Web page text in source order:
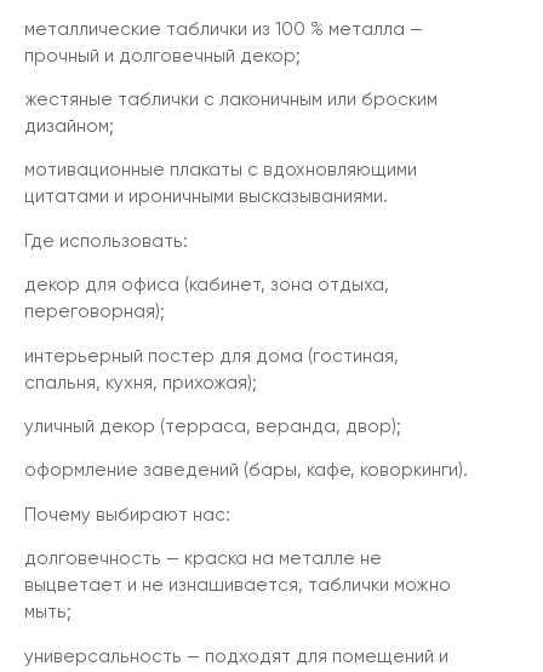
металлические таблички из 100 % металла —
прочный и долговечный декор;
жестяные таблички с лаконичным или броским
дизайном;
мотивационные плакаты с вдохновляющими
цитатами и ироничными высказываниями.
Где использовать:
декор для офиса (кабинет, зона отдыха,
переговорная);
интерьерный постер для дома (гостиная,
спальня, кухня, прихожая);
уличный декор (терраса, веранда, двор);
оформление заведений (бары, кафе, коворкинги).
Почему выбирают нас:
долговечность — краска на металле не
выцветает и не изнашивается, таблички можно
мыть;
универсальность — подходят для помещений и